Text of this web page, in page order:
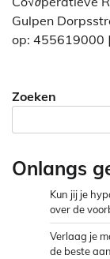
Gulpen
op: 455619000
Zoeken
Onlangs
Kun jij je
over de
Verlaag je
de beste